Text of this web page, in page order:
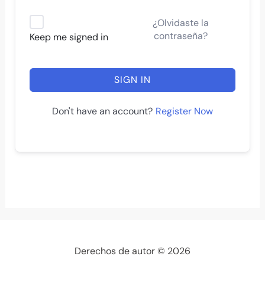
Keep me signed in
¿Olvidaste la
contraseña?
SIGN IN
Don't have an account? Register Now
Derechos de autor © 2026